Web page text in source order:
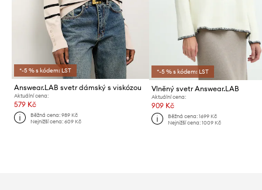
*-5 % s kódem: LST
Answear.LAB svetr dámský s viskózou
Aktuální cena:
579 Kč
Běžná cena:989 Kč
Nejnižší cena:609 Kč
*-5 % s kódem: LST
Vlněný svetr Answear.LAB
Aktuální cena:
909 Kč
Běžná cena: 1699 Kč
Nejnižší cena: 1009 Kč